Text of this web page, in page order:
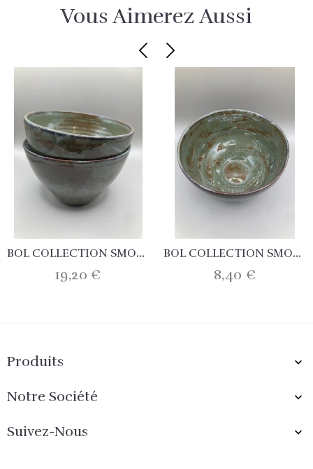
Vous Aimerez Aussi
BOL COLLECTION SMOKE
19,20 €
BOL COLLECTION SMOKE
8,40 €
Produits 
Notre Société 
Suivez-Nous 